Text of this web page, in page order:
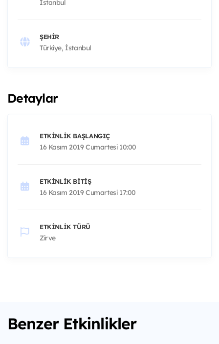
İstanbul
ŞEHIR
Türkiye, İstanbul
Detaylar
ETKINLIK BAŞLANGIÇ
16 Kasım 2019 Cumartesi 10:00
ETKINLIK BITIŞ
16 Kasım 2019 Cumartesi 17:00
ETKINLIK TÜRÜ
Zirve
Benzer Etkinlikler